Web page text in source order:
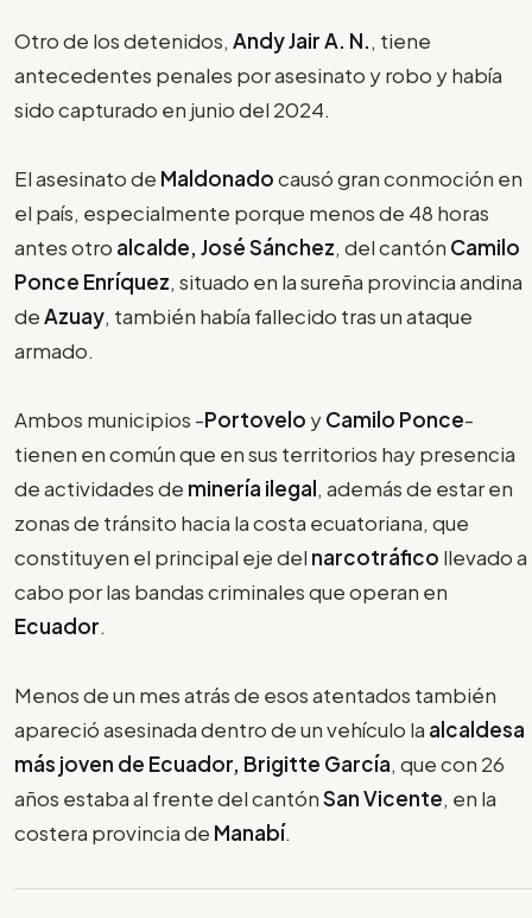
Otro de los detenidos, Andy Jair A. N., tiene
antecedentes penales por asesinato y robo y había
sido capturado en junio del 2024.
El asesinato de Maldonadocausó gran conmoción en
el país, especialmente porque menos de 48 horas
antes otro alcalde, José Sánchez, del cantón Camilo
Ponce Enríquez, situado en la sureña provincia andina
deAzuay, también había fallecido tras un ataque
armado.
Ambos municipios -Portovelo yCamilo Ponce-
tienen en común que en sus territorios hay presencia
de actividades de minería ilegal, además de estar en
zonas de tránsito hacia la costa ecuatoriana, que
constituyen el principal eje del narcotráfico llevado a
cabo por las bandas criminales que operan en
Ecuador.
Menos de un mes atrás de esos atentados también
apareció asesinada dentro de un vehículo la alcaldesa
más joven de Ecuador, Brigitte García, que con 26
años estaba al frente del cantónSan Vicente, en la
costera provincia de Manabí.